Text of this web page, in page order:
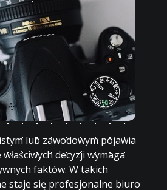
lub zawodowym pojawia
decyzji wymaga
faktów. W takich
staje się profesjonalne biuro